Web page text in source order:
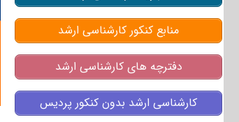
منابع کنکور کارشناسی ارشد
دفترچه های کارشناسی ارشد
کارشناسی ارشد بدون کنکور پردیس